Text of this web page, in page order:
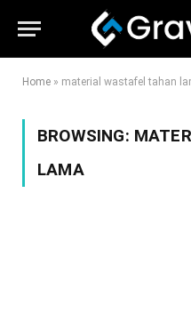
Home » material wastafel tahan
BROWSING:
LAMA